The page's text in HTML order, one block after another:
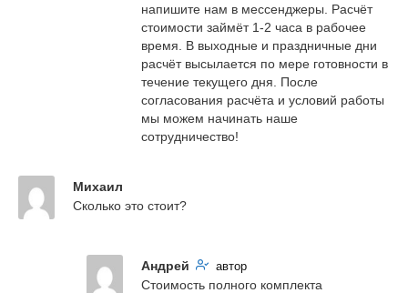
напишите нам в мессенджеры. Расчёт
стоимости займёт 1-2 часа в рабочее
время. В выходные и праздничные дни
расчёт высылается по мере готовности в
течение текущего дня. После
согласования расчёта и условий работы
мы можем начинать наше
сотрудничество!
Михаил
Сколько это стоит?
Андрей автор
Стоимость полного комплекта